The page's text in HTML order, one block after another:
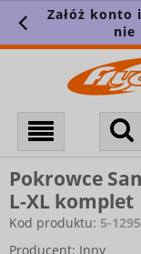
Załóż konto
nie
Pokrowce
L-XL komplet
Kod produktu: 5-
Producent: Inny